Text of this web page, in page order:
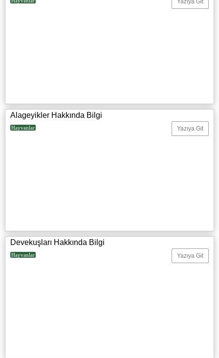
Alageyikler Hakkında Bilgi
Hayvanlar Yazıya Git
Devekuşları Hakkında Bilgi
Hayvanlar Yazıya Git